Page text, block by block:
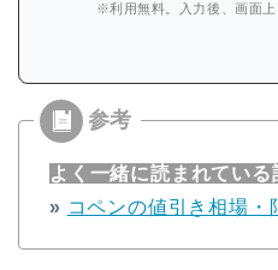
※利用無料。入力後、画面
よく一緒に読まれている
» コペンの値引き相場・